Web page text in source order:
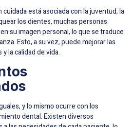
está asociada con la juventud, la
los dientes, muchas personas
su imagen personal, lo que se traduce
Esto, a su vez, puede mejorar las
la calidad de vida.
y lo mismo ocurre con los
dental. Existen diversos